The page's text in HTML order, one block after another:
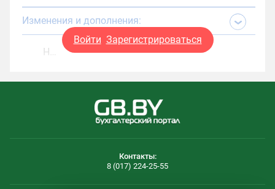
Изменения и дополнения:
Н…
Войти Зарегистрироваться
Контакты:
8 (017) 224-25-55